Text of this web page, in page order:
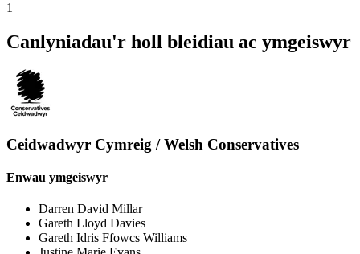
1
Canlyniadau'r holl bleidiau ac ymgeiswyr
Ceidwadwyr Cymreig / Welsh Conservatives
Enwau ymgeiswyr
Darren David Millar
Gareth Lloyd Davies
Gareth Idris Ffowcs Williams